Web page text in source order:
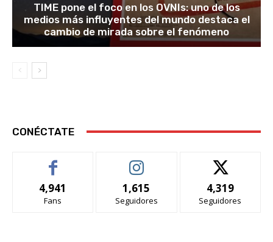
TIME pone el foco en los OVNIs: uno de los
medios más influyentes del mundo destaca el
cambio de mirada sobre el fenómeno
CONÉCTATE
4,941
Fans
1,615
Seguidores
4,319
Seguidores